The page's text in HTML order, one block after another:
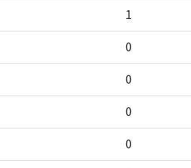
1
0
0
0
0